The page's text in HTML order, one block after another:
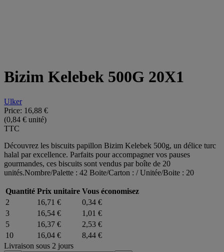
Bizim Kelebek 500G 20X1
Ulker
Price: 16,88 €
(0,84 € unité)
TTC
Découvrez les biscuits papillon Bizim Kelebek 500g, un délice turc
halal par excellence. Parfaits pour accompagner vos pauses
gourmandes, ces biscuits sont vendus par boîte de 20
unités.Nombre/Palette : 42 Boite/Carton : / Unitée/Boite : 20
Quantité Prix unitaire Vous économisez
2
16,71 €
0,34 €
3
16,54 €
1,01 €
5
16,37 €
2,53 €
10
16,04 €
8,44 €
Livraison sous 2 jours